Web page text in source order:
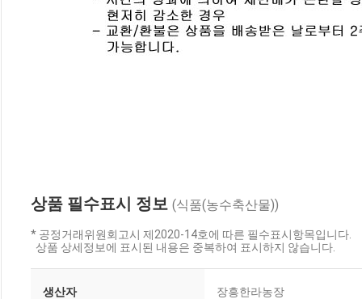
상품 필수표시 정보 (식품(농수축산물))
* 공정거래위원회고시 제2020-14호에 따른 필수표시항목입니다.
상품 상세정보에 표시된 내용은 중복하여 표시하지 않습니다.
생산자 장흥한라농장